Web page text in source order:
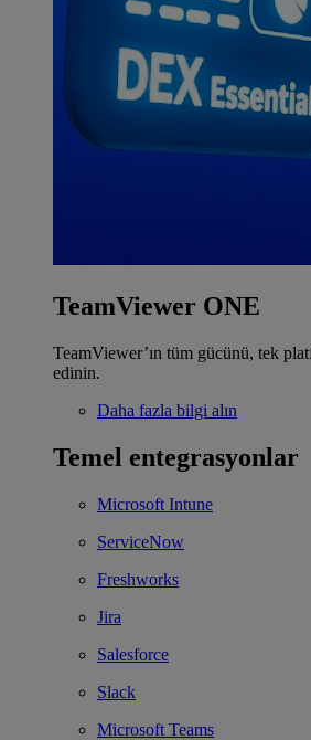
TeamViewer ONE
TeamViewer’ın tüm gücünü, tek
edinin.
Daha fazla bilgi alın
Temel entegrasyonlar
Microsoft Intune
ServiceNow
Freshworks
Jira
Salesforce
Slack
Microsoft Teams